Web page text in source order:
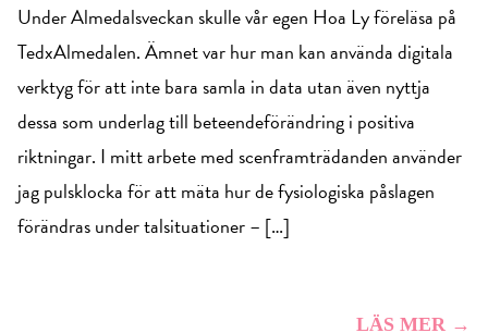
Under Almedalsveckan skulle vår egen Hoa Ly föreläsa på
TedxAlmedalen. Ämnet var hur man kan använda digitala
verktyg för att inte bara samla in data utan även nyttja
dessa som underlag till beteendeförändring i positiva
riktningar. I mitt arbete med scenframträdanden använder
jag pulsklocka för att mäta hur de fysiologiska påslagen
förändras under talsituationer – […]
LÄS MER →